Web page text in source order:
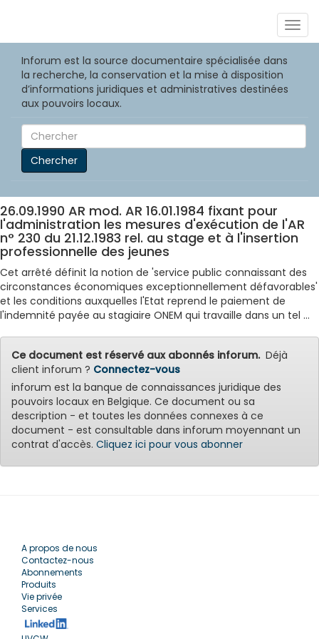
Inforum est la source documentaire spécialisée dans
la recherche, la conservation et la mise à disposition
d’informations juridiques et administratives destinées
aux pouvoirs locaux.
Chercher
26.09.1990 AR mod. AR 16.01.1984 fixant pour
l'administration les mesures d'exécution de l'AR
n° 230 du 21.12.1983 rel. au stage et à l'insertion
professionnelle des jeunes
Cet arrêté définit la notion de 'service public connaissant des
circonstances économiques exceptionnellement défavorables'
et les conditions auxquelles l'Etat reprend le paiement de
l'indemnité payée au stagiaire ONEM qui travaille dans un tel ...
Ce document est réservé aux abonnés inforum.Déjà
client inforum ? Connectez-vous
inforum est la banque de connaissances juridique des
pouvoirs locaux en Belgique. Ce document ou sa
description - et toutes les données connexes à ce
document - est consultable dans inforum moyennant un
contrat d'accès. Cliquez ici pour vous abonner
A propos de nous
Contactez-nous
Abonnements
Produits
Vie privée
Services